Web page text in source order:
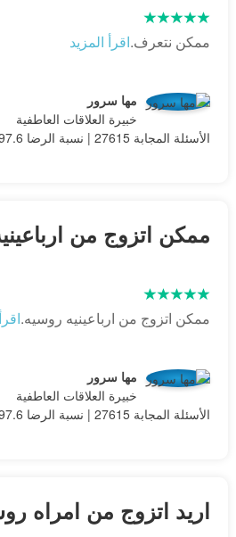
ممكن نتعرف.اقرأ المزيد
مها سرور
خبيرة العلاقات العاطفية
الأسئلة المجابة 27615 | نسبة الرضا 97.6%
ممكن اتزوج من
ممكن اتزوج من ارباعينيه روسيه.
مها سرور
خبيرة العلاقات العاطفية
الأسئلة المجابة 27615 | نسبة الرضا 97.6%
اريد اتزوج من امراه